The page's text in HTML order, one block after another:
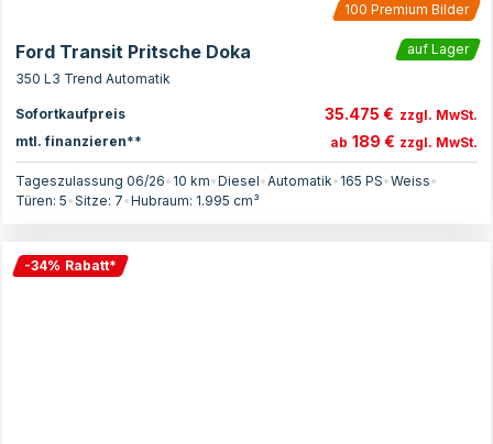
100 Premium Bilder
Ford Transit Pritsche Doka
auf Lager
350 L3 Trend Automatik
Sofortkaufpreis 35.475 € zzgl. MwSt.
mtl. finanzieren**
ab 189 € zzgl. MwSt.
Tageszulassung 06/26• 10 km•Diesel•Automatik• 165 PS•Weiss•
Türen: 5•Sitze: 7•Hubraum: 1.995 cm³
-34% Rabatt*